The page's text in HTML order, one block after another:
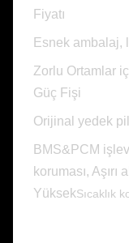
Fiyatı
Esnek ambalaj,
Zorlu Ortamlar
Güç Fişi
​​Orijinal yedek
BMS&PCM
koruması, Aşırı
YüksekSıcaklık